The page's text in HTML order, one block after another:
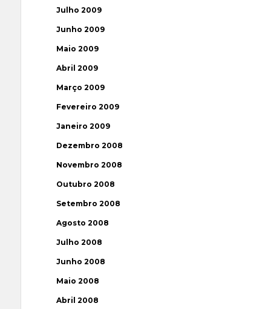
Julho 2009
Junho 2009
Maio 2009
Abril 2009
Março 2009
Fevereiro 2009
Janeiro 2009
Dezembro 2008
Novembro 2008
Outubro 2008
Setembro 2008
Agosto 2008
Julho 2008
Junho 2008
Maio 2008
Abril 2008